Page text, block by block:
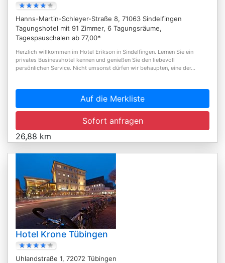
Hanns-Martin-Schleyer-Straße 8, 71063 Sindelfingen
Tagungshotel mit 91 Zimmer, 6 Tagungsräume,
Tagespauschalen ab 77,00*
Herzlich willkommen im Hotel Erikson in Sindelfingen. Lernen Sie ein
privates Businesshotel kennen und genießen Sie den liebevoll
persönlichen Service. Nicht umsonst dürfen wir behaupten, eine der...
Auf die Merkliste
Sofort anfragen
26,88 km
Hotel Krone Tübingen
Uhlandstraße 1, 72072 Tübingen